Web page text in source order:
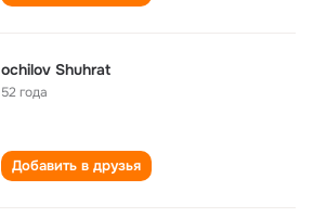
ochilov Shuhrat
52 года
Добавить в друзья